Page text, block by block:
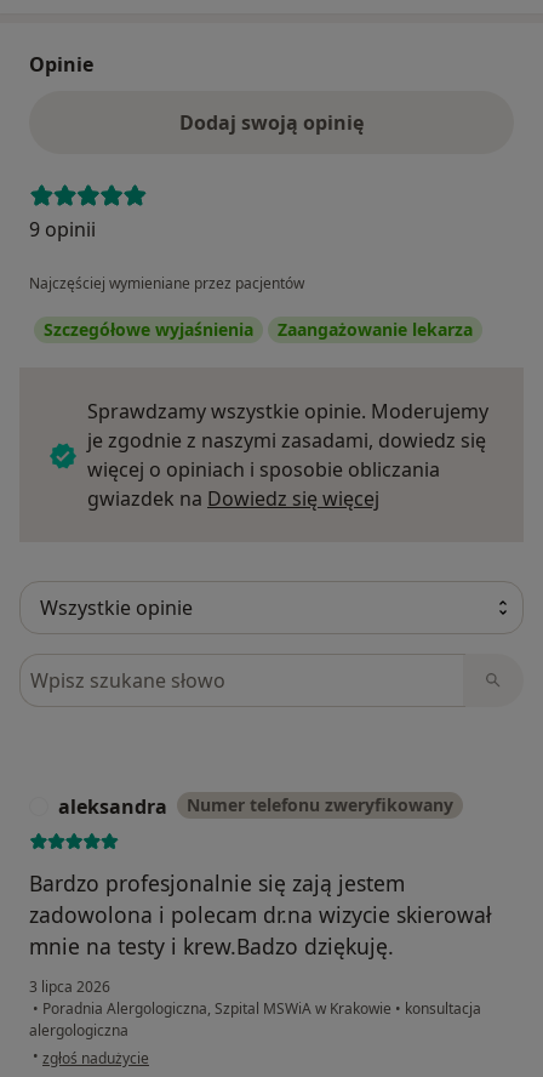
Opinie
Dodaj swoją opinię
9 opinii
Najczęściej wymieniane przez pacjentów
Szczegółowe wyjaśnienia Zaangażowanie lekarza
Sprawdzamy wszystkie opinie. Moderujemy
je zgodnie z naszymi zasadami, dowiedz się
więcej o opiniach i sposobie obliczania
gwiazdek na Dowiedz się więcej
Szukaj w opiniach
aleksandra Numer telefonu zweryfikowany
Bardzo profesjonalnie się zają jestem
zadowolona i polecam dr.na wizycie skierował
mnie na testy i krew.Badzo dziękuję.
3 lipca 2026
• Poradnia Alergologiczna, Szpital MSWiA w Krakowie • konsultacja
alergologiczna
• w opinii użytkownika aleksandra
zgłoś nadużycie